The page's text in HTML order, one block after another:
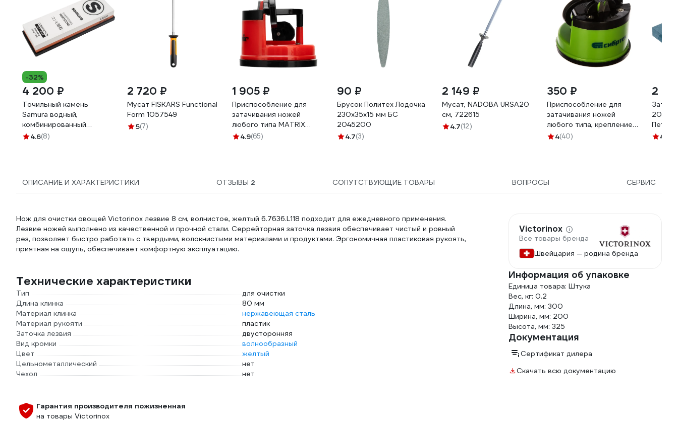
-32%
4 200 ₽
Точильный камень
Samura водный,
комбинированный
1000/3000 SCS-1300/M-
4.6(8)
2 720 ₽
Мусат FISKARS Functional
Form 1057549
5(7)
1 905 ₽
Приспособление для
затачивания ножей
любого типа MATRIX
79105
4.9(65)
90 ₽
Брусок Политех Лодочка
230x35x15 мм БС
2045200
4.7(3)
2 149 ₽
Мусат, NADOBA URSA20
см, 722615
4.7(12)
350 ₽
Приспособление для
затачивания ножей
любого типа, крепление
на присоске СИБРТЕХ
4(40)
2
4.4
ОПИСАНИЕ И ХАРАКТЕРИСТИКИ ОТЗЫВЫ 2 СОПУТСТВУЮЩИЕ ТОВАРЫ ВОПРОСЫ СЕРВИС
Нож для очистки овощей Victorinox лезвие 8 см, волнистое, желтый 6.7636.L118 подходит для ежедневного применения.
Лезвие ножей выполнено из качественной и прочной стали. Серрейторная заточка лезвия обеспечивает чистый и ровный
рез, позволяет быстро работать с твердыми, волокнистыми материалами и продуктами. Эргономичная пластиковая рукоять,
приятная на ощупь, обеспечивает комфортную эксплуатацию.
Технические характеристики
Тип
для очистки
Длина клинка
80 мм
Материал клинка
нержавеющая сталь
Материал рукояти
пластик
Заточка лезвия
двусторонняя
Вид кромки
волнообразный
Цвет
желтый
Цельнометаллический
нет
Чехол
нет
Гарантия производителя пожизненная
на товары Victorinox
Victorinox
Все товары бренда
Швейцария — родина бренда
Информация об упаковке
Единица товара: Штука
Вес, кг: 0.2
Длина, мм: 300
Ширина, мм: 200
Высота, мм: 325
Документация
Сертификат дилера
Скачать всю документацию